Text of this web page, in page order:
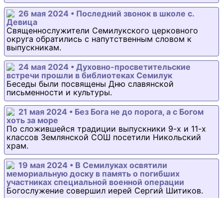
26 мая 2024 • Последний звонок в школе с.
Девица
Священнослужители Семилукского церковного
округа обратились с напутственным словом к
выпускникам.
24 мая 2024 • Духовно-просветительские
встречи прошли в библиотеках Семилук
Беседы были посвящены Дню славянской
письменности и культуры.
21 мая 2024 • Без Бога не до порога, а с Богом
хоть за море
По сложившейся традиции выпускники 9-х и 11-х
классов Землянской СОШ посетили Никольский
храм.
19 мая 2024 • В Семилуках освятили
мемориальную доску в память о погибших
участниках специальной военной операции
Богослужение совершил иерей Сергий Шитиков.